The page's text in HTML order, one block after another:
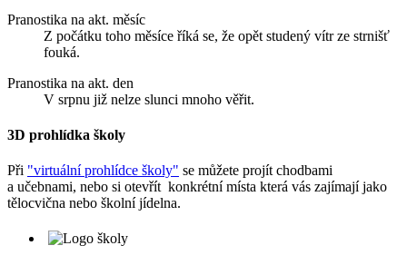
Pranostika na akt. měsíc
Z počátku toho měsíce říká se, že opět studený vítr ze strnišť
fouká.
Pranostika na akt. den
V srpnu již nelze slunci mnoho věřit.
3D prohlídka školy
Při "virtuální prohlídce školy" se můžete projít chodbami
a učebnami, nebo si otevřít konkrétní místa která vás zajímají jako
tělocvična nebo školní jídelna.